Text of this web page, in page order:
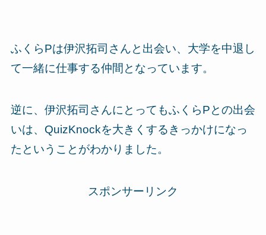
ふくらPは伊沢拓司さんと出会い、大学を中退し
て一緒に仕事する仲間となっています。
逆に、伊沢拓司さんにとってもふくらPとの出会
いは、QuizKnockを大きくするきっかけになっ
たということがわかりました。
スポンサーリンク